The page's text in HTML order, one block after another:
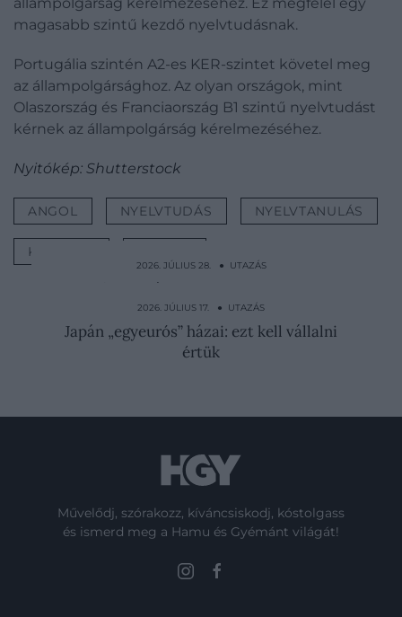
magasabb szintű kezdő nyelvtudásnak.
Portugália szintén A2-es KER-szintet követel meg
az állampolgársághoz. Az olyan országok, mint
Olaszország és Franciaország B1 szintű nyelvtudást
kérnek az állampolgárság kérelmezéséhez.
Nyitókép: Shutterstock
ANGOL NYELVTUDÁS NYELVTANULÁS
KÜLFÖLD
2026. JÚLIUS 28. ● UTAZÁS
Istennőként bánnak az új feleséggel ennél
az afrikai népnél
2026. JÚLIUS 17. ● UTAZÁS
Japán „egyeurós” házai: ezt kell vállalni
értük
Művelődj, szórakozz, kíváncsiskodj, kóstolgass
és ismerd meg a Hamu és Gyémánt világát!